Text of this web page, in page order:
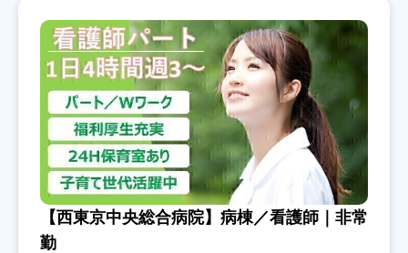
【西東京中央総合病院】病棟／看護師｜非常
勤